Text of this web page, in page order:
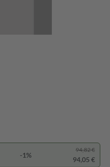
-1%
94,82 €
94,05 €